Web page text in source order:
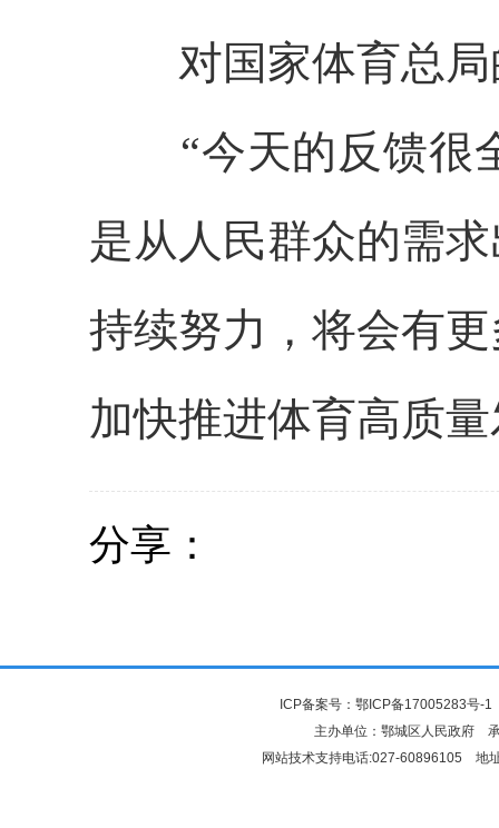
对国家体育总局
“今天的反馈很全
是从人民群众的需
持续努力，将会有
加快推进体育高质
分享：
ICP备案号： 鄂ICP备17005283号-1
主办单位：鄂城区人民政府
网站技术支持电话:027-60896105 地